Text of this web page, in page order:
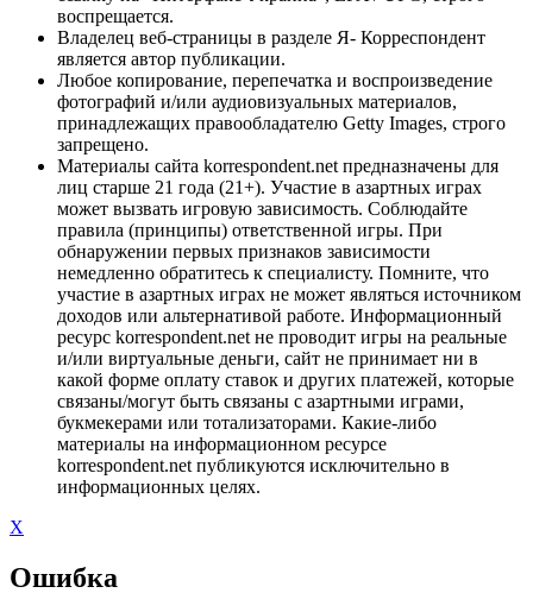
воспрещается.
Владелец веб-страницы в разделе Я- Корреспондент
является автор публикации.
Любое копирование, перепечатка и воспроизведение
фотографий и/или аудиовизуальных материалов,
принадлежащих правообладателю Getty Images, строго
запрещено.
Материалы сайта korrespondent.net предназначены для
лиц старше 21 года (21+). Участие в азартных играх
может вызвать игровую зависимость. Соблюдайте
правила (принципы) ответственной игры. При
обнаружении первых признаков зависимости
немедленно обратитесь к специалисту. Помните, что
участие в азартных играх не может являться источником
доходов или альтернативой работе. Информационный
ресурс korrespondent.net не проводит игры на реальные
и/или виртуальные деньги, сайт не принимает ни в
какой форме оплату ставок и других платежей, которые
связаны/могут быть связаны с азартными играми,
букмекерами или тотализаторами. Какие-либо
материалы на информационном ресурсе
korrespondent.net публикуются исключительно в
информационных целях.
X
Ошибка